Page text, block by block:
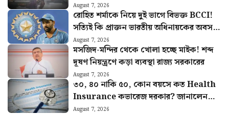
August 7, 2026
রোহিত শর্মাকে নিয়ে দুই ভাগে বিভক্ত BCCI!
সত্যিই কি প্রাক্তন ভারতীয় অধিনায়কের অবসর
চাইছে বোর্ড
August 7, 2026
মসজিদ-মন্দির থেকে খোলা হচ্ছে মাইক! শব্দ
দূষণ নিয়ন্ত্রণে কড়া ব্যবস্থা রাজ্য সরকারের
August 7, 2026
৩০, ৪০ নাকি ৫০, কোন বয়সে কত Health
Insurance কভারেজ দরকার? জানালেন
বিশেষজ্ঞরা
August 7, 2026